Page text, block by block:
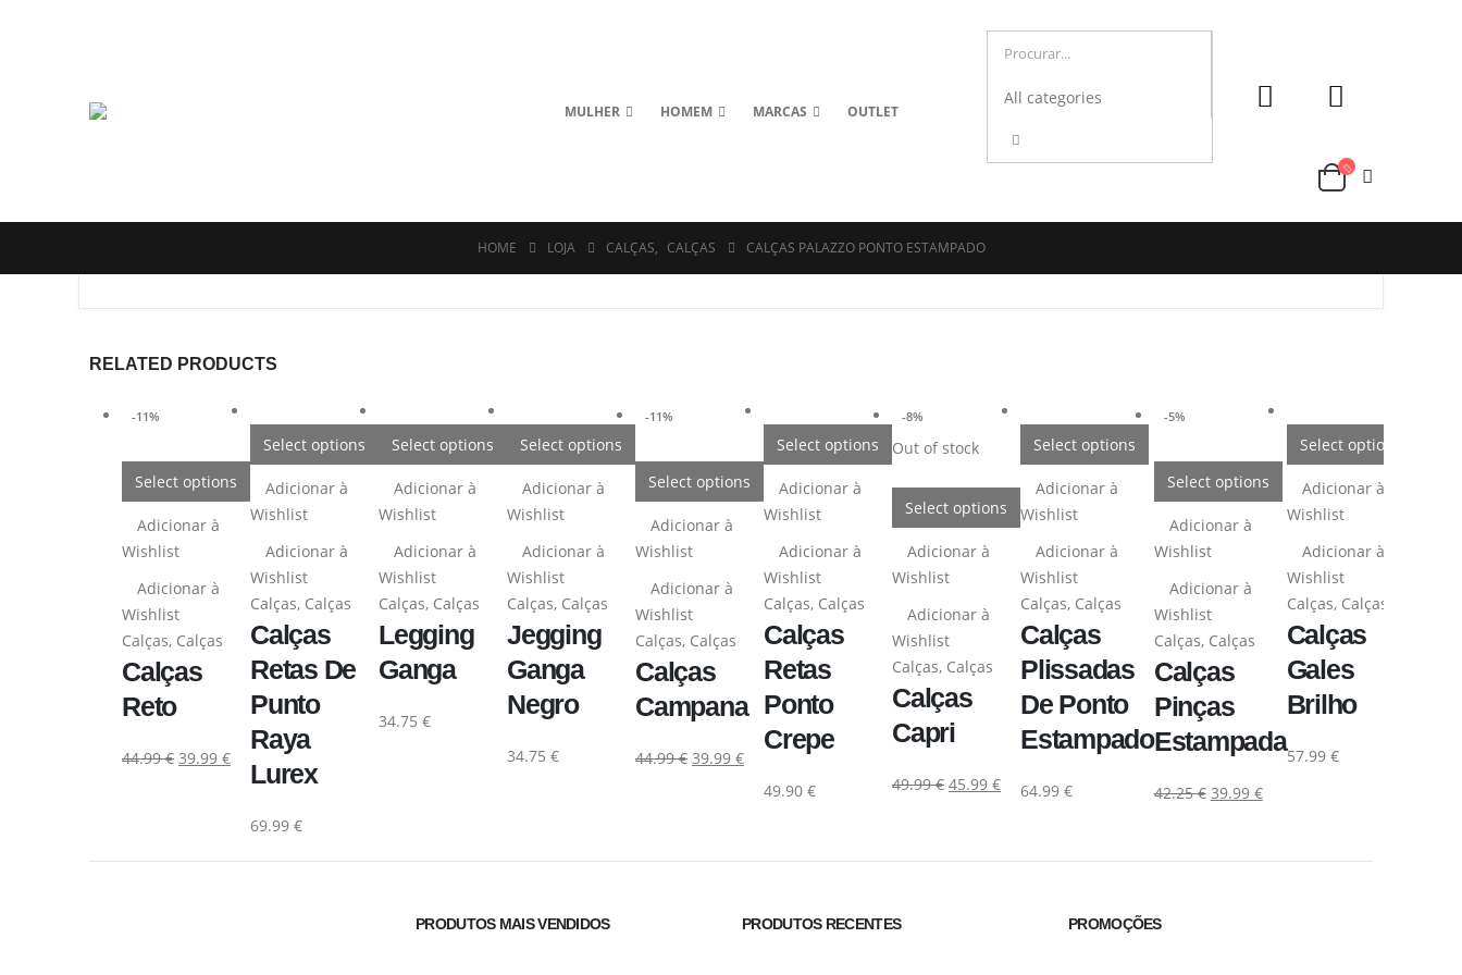
MULHER HOMEM MARCAS OUTLET
HOME LOJA CALÇAS, CALÇAS CALÇAS PALAZZO PONTO ESTAMPADO
RELATED PRODUCTS
-11%
Select options
Adicionar à
Wishlist
Adicionar à
Wishlist
Calças, Calças
Calças
Reto
44.99€ 39.99 €
Select options
Adicionar à
Wishlist
Adicionar à
Wishlist
Calças, Calças
Calças
Retas De
Punto
Raya
Lurex
69.99 €
Select options
Adicionar à
Wishlist
Adicionar à
Wishlist
Calças, Calças
Legging
Ganga
34.75 €
Select options
Adicionar à
Wishlist
Adicionar à
Wishlist
Calças, Calças
Jegging
Ganga
Negro
34.75 €
-11%
Select options
Adicionar à
Wishlist
Adicionar à
Wishlist
Calças, Calças
Calças
Campana
44.99€ 39.99 €
Select options
Adicionar à
Wishlist
Adicionar à
Wishlist
Calças, Calças
Calças
Retas
Ponto
Crepe
49.90 €
-8%
Out of stock
Select options
Adicionar à
Wishlist
Adicionar à
Wishlist
Calças, Calças
Calças
Capri
49.99€ 45.99 €
Select options
Adicionar à
Wishlist
Adicionar à
Wishlist
Calças, Calças
Calças
Plissadas
De Ponto
Estampado
64.99 €
-5%
Select options
Adicionar à
Wishlist
Adicionar à
Wishlist
Calças, Calças
Calças
Pinças
Estampada
42.25€ 39.99 €
Select options
Adicionar à
Wishlist
Adicionar à
Wishlist
Calças, Calças
Calças
Gales
Brilho
57.99 €
PRODUTOS MAIS VENDIDOS PRODUTOS RECENTES PROMOÇÕES